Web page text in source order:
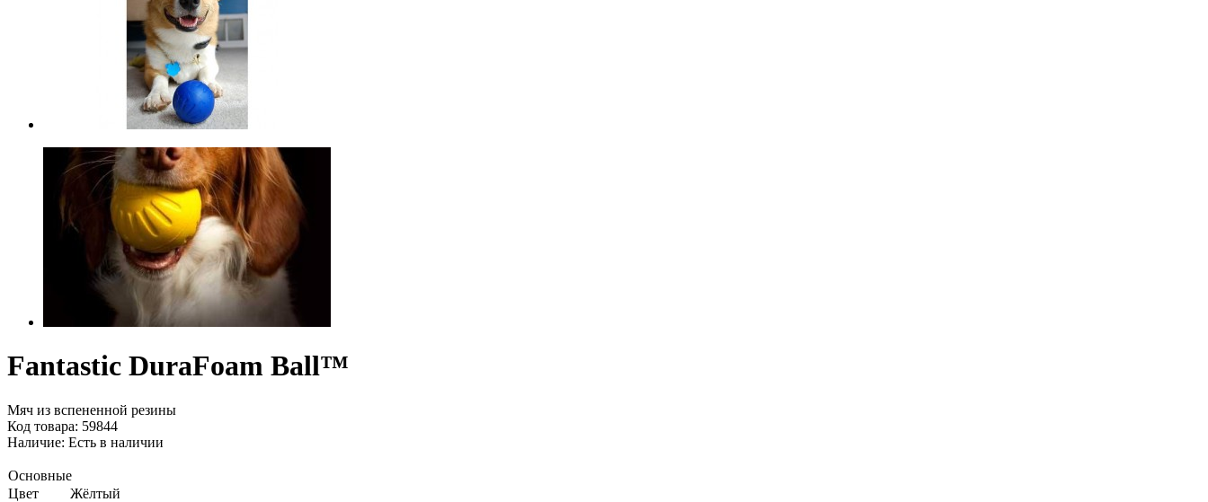
Fantastic DuraFoam Ball™
Мяч из вспененной резины
Код товара: 59844
Наличие: Есть в наличии
Основные
Цвет
Жёлтый